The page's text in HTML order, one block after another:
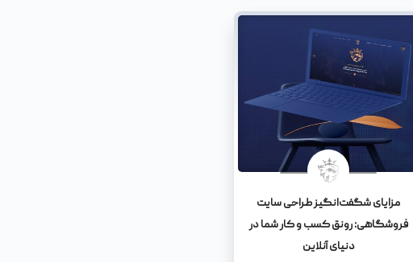
هستند تا بتوانند سهمی از این بازار بزرگ را به
مزایای شگفت‌انگیز طراحی سایت
فروشگاهی: رونق کسب و کار شما در
دنیای آنلاین